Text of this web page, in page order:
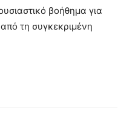
βοήθημα για
τη συγκεκριμένη